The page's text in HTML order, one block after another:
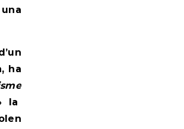
, ha
la